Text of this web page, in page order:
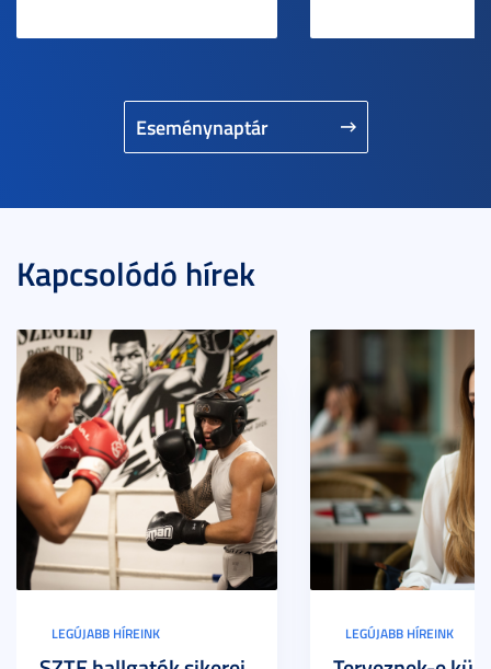
Eseménynaptár
Kapcsolódó hírek
LEGÚJABB HÍREINK LEGÚJABB HÍREINK